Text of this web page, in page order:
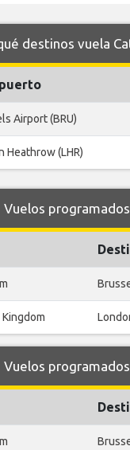
destinos vuela
Airport (BRU)
Heathrow (LHR)
Vuelos
Vuelos